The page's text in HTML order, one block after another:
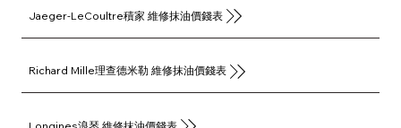
Jaeger-LeCoultre積家 維修抹油價錢表
Richard Mille理查德米勒 維修抹油價錢表